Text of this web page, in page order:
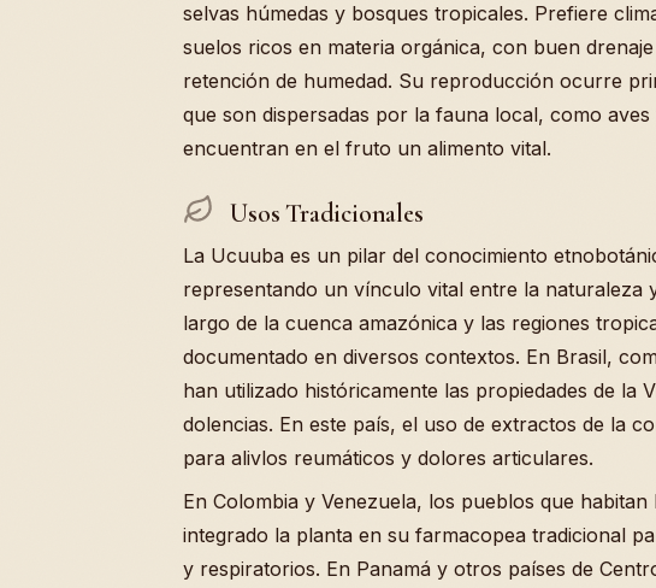
selvas húmedas y bosques tropicales. Prefiere
suelos ricos en materia orgánica, con buen
retención de humedad. Su reproducción ocurre
que son dispersadas por la fauna local, como
encuentran en el fruto un alimento vital.
Usos Tradicionales
La Ucuuba es un pilar del conocimiento
representando un vínculo vital entre la naturaleza
largo de la cuenca amazónica y las regiones
documentado en diversos contextos. En Brasil,
han utilizado históricamente las propiedades de la
dolencias. En este país, el uso de extractos de la
para alivlos reumáticos y dolores articulares.
En Colombia y Venezuela, los pueblos que
integrado la planta en su farmacopea tradicional
y respiratorios. En Panamá y otros países de